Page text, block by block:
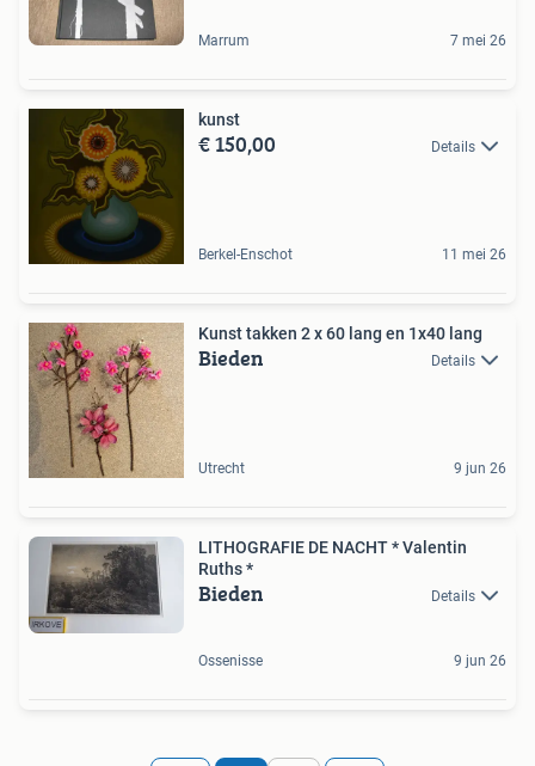
Marrum 7 mei 26
kunst
€ 150,00 Details
Berkel-Enschot 11 mei 26
Kunst takken 2 x 60 lang en 1x40 lang
Bieden Details
Utrecht 9 jun 26
LITHOGRAFIE DE NACHT * Valentin
Ruths *
Bieden Details
Ossenisse 9 jun 26